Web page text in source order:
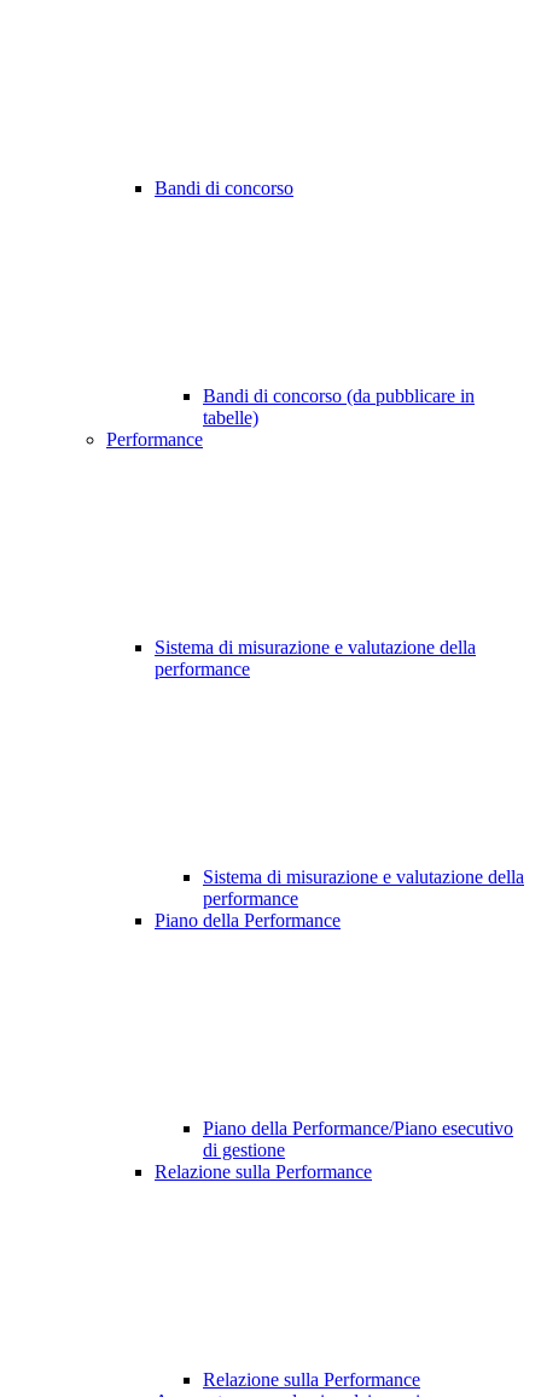
Bandi di concorso
Bandi di concorso (da pubblicare in
tabelle)
Performance
Sistema di misurazione e valutazione della
performance
Sistema di misurazione e valutazione della
performance
Piano della Performance
Piano della Performance/Piano esecutivo
di gestione
Relazione sulla Performance
Relazione sulla Performance